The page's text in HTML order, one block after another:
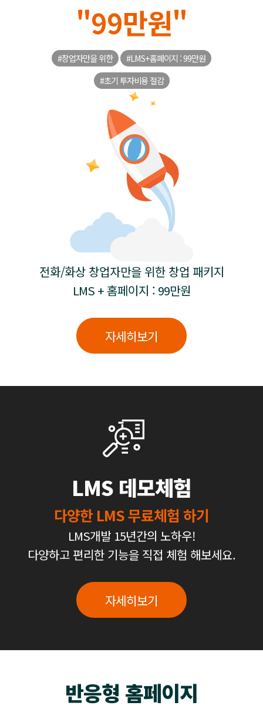
"99만원"
#창업자만을 위한
#LMS+홈페이지 : 99만원
#초기 투자비용 절감
전화/화상 창업자만을 위한 창업 패키지
LMS + 홈페이지 : 99만원
자세히보기
LMS 데모체험
다양한 LMS 무료체험 하기
LMS개발 15년간의 노하우!
다양하고 편리한 기능을 직접 체험 해보세요.
자세히보기
반응형 홈페이지